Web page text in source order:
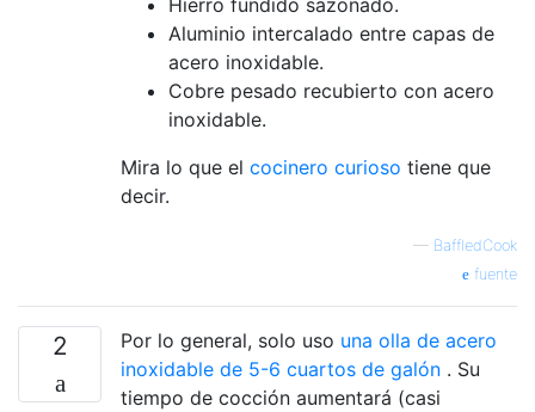
Aluminio intercalado entre capas de
acero inoxidable.
Cobre pesado recubierto con acero
inoxidable.
Mira lo que el cocinero curioso tiene que
decir.
— BaffledCook
fuente
2 Por lo general, solo uso una olla de acero
inoxidable de 5-6 cuartos de galón . Su
tiempo de cocción aumentará (casi